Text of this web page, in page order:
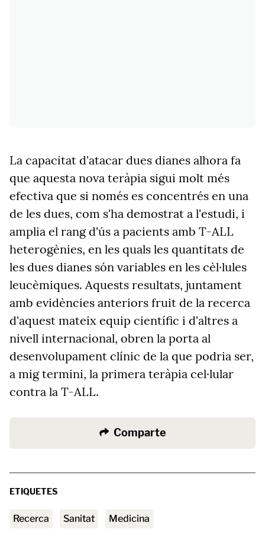
La capacitat d'atacar dues dianes alhora fa
que aquesta nova teràpia sigui molt més
efectiva que si només es concentrés en una
de les dues, com s'ha demostrat a l'estudi, i
amplia el rang d'ús a pacients amb T-ALL
heterogènies, en les quals les quantitats de
les dues dianes són variables en les cèl·lules
leucèmiques. Aquests resultats, juntament
amb evidències anteriors fruit de la recerca
d'aquest mateix equip científic i d'altres a
nivell internacional, obren la porta al
desenvolupament clínic de la que podria ser,
a mig termini, la primera teràpia cel·lular
contra la T-ALL.
Comparte
ETIQUETES
Recerca sanitat medicina